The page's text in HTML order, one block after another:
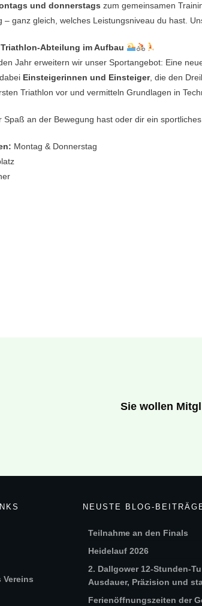
und donnerstags zum gemeinsamen
– ganz gleich, welches Leistungsniveau du hast.
Abteilung im Aufbau
Jahr erweitern wir unser Sportangebot: Eine
Einsteigerinnen und Einsteiger, die den
Triathlon vor und vermitteln Grundlagen in
Spaß an der Bewegung hast oder dir ein
Montag & Donnerstag
Sie wollen
Vereins
NEUSTE BLOG-
Teilnahme an den Finals
Heidelauf 2026
2. Dallgower 12-Stunden-
Ausdauer, Präzision und
Ferienöffnungszeiten der